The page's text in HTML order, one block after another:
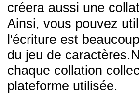
créera aussi une
Ainsi, vous pouvez
l'écriture est
du jeu de
chaque collation
plateforme utilisée.